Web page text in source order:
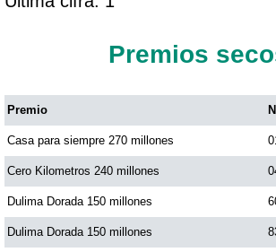
Premios
Premio
Casa para siempre 270 millones
Cero Kilometros 240 millones
Dulima Dorada 150 millones
Dulima Dorada 150 millones